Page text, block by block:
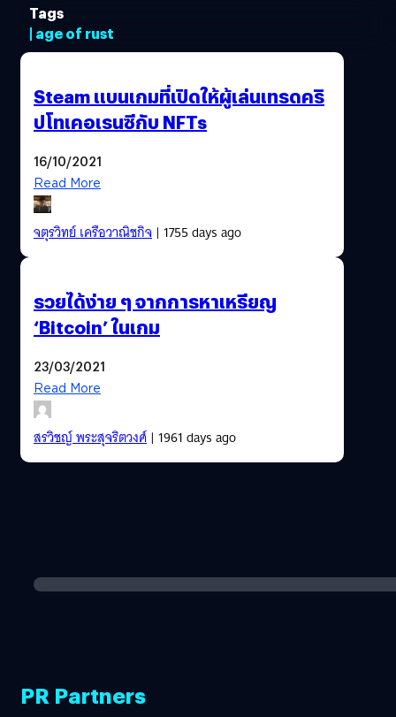
Tags
| age of rust
Steam แบนเกมที่เปิดให้ผู้เล่นเทรดคริ
ปโทเคอเรนซีกับ NFTs
16/10/2021
Read More
จตุรวิทย์ เครือวาณิชกิจ| 1755 days ago
รวยได้ง่าย ๆ จากการหาเหรียญ
‘Bitcoin’ ในเกม
23/03/2021
Read More
สรวิชญ์ พระสุจริตวงศ์| 1961 days ago
PR Partners